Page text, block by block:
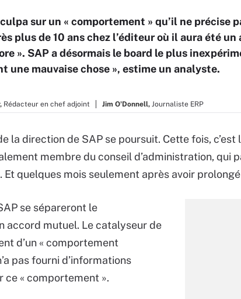
sur un « comportement » qu’il ne précise
plus de 10 ans chez l’éditeur où il aura été
». SAP a désormais le board le plus
une mauvaise chose », estime un analyste.
Rédacteur en chef adjoint Jim O'Donnell, Journaliste ERP
la direction de SAP se poursuit. Cette fois,
membre du conseil d’administration, qui
Et quelques mois seulement après avoir
se sépareront le
accord mutuel. Le catalyseur de
d’un « comportement
pas fourni d’informations
ce « comportement ».